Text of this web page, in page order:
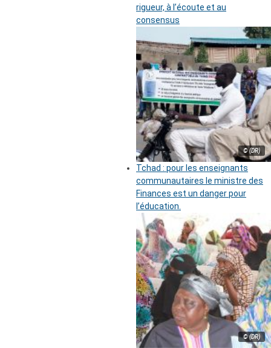
rigueur, à l’écoute et au
consensus
© (DR)
Tchad : pour les enseignants
communautaires le ministre des
Finances est un danger pour
l’éducation.
© (DR)